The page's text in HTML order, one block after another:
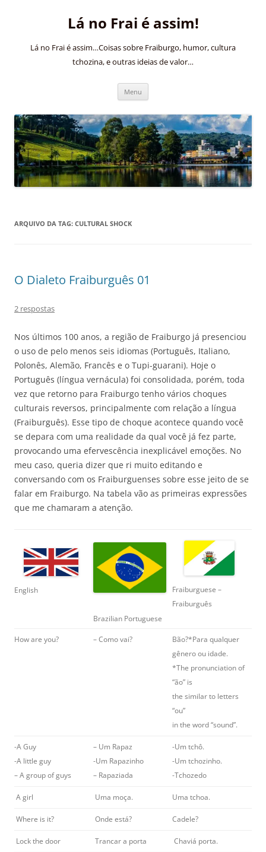
Lá no Frai é assim!
Lá no Frai é assim…Coisas sobre Fraiburgo, humor, cultura
tchozina, e outras ideias de valor…
Menu
ARQUIVO DA TAG: CULTURAL SHOCK
O Dialeto Fraiburguês 01
2 respostas
Nos últimos 100 anos, a região de Fraiburgo já presenciou
o uso de pelo menos seis idiomas (Português, Italiano,
Polonês, Alemão, Francês e o Tupi-guarani). Hoje o
Português (língua vernácula) foi consolidada, porém, toda
vez que retorno para Fraiburgo tenho vários choques
culturais reversos, principalmente com relação a língua
(Fraiburguês). Esse tipo de choque acontece quando você
se depara com uma realidade da qual você já fez parte,
provocando uma efervescência inexplicável emoções. No
meu caso, queria dizer que ri muito editando e
conversando com os Fraiburguenses sobre esse jeito de se
falar em Fraiburgo. Na tabela vão as primeiras expressões
que me chamaram a atenção.
English
Brazilian Portuguese
Fraiburguese –
Fraiburguês
How are you? – Como vai?
Bão?*Para qualquer
gênero ou idade.
*The pronunciation of
“ão” is
the similar to letters
“ou”
in the word “sound”.
-A Guy
-A little guy
– A group of guys
– Um Rapaz
-Um Rapazinho
– Rapaziada
-Um tchô.
-Um tchozinho.
-Tchozedo
A girl Uma moça. Uma tchoa.
Where is it? Onde está? Cadele?
Lock the door Trancar a porta Chaviá porta.